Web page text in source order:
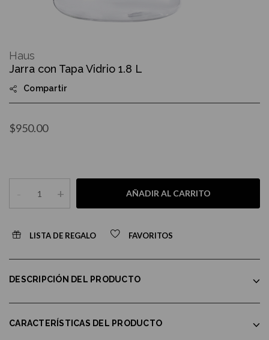
the
beginning
the
images
Jarra con Tapa Vidrio 1.8 L
Compartir
$950.00
- + AÑADIR AL CARRITO
LISTA DE REGALO FAVORITOS
Haus
DESCRIPCIÓN DEL PRODUCTO
CARACTERÍSTICAS DEL PRODUCTO